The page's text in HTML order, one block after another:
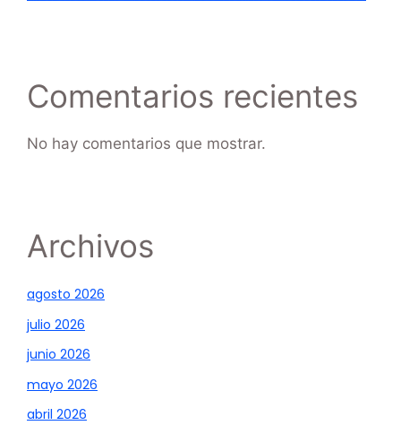
Comentarios recientes
No hay comentarios que mostrar.
Archivos
agosto 2026
julio 2026
junio 2026
mayo 2026
abril 2026